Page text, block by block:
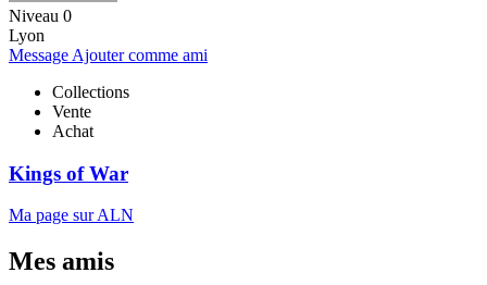
Niveau 0
Lyon
Message Ajouter comme ami
Collections
Vente
Achat
Kings of War
Ma page sur ALN
Mes amis